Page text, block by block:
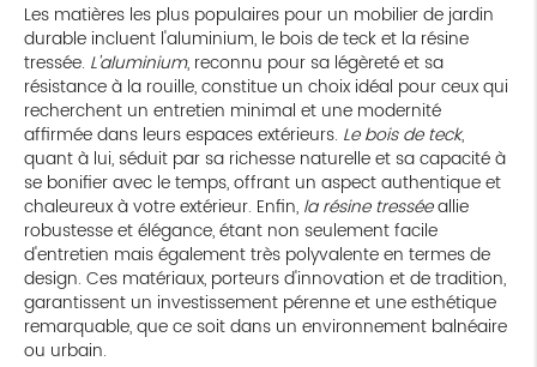
Les matières les plus populaires pour un mobilier de jardin
durable incluent l'aluminium, le bois de teck et la résine
tressée. L'aluminium, reconnu pour sa légèreté et sa
résistance à la rouille, constitue un choix idéal pour ceux qui
recherchent un entretien minimal et une modernité
affirmée dans leurs espaces extérieurs. Le bois de teck,
quant à lui, séduit par sa richesse naturelle et sa capacité à
se bonifier avec le temps, offrant un aspect authentique et
chaleureux à votre extérieur. Enfin, la résine tresséeallie
robustesse et élégance, étant non seulement facile
d'entretien mais également très polyvalente en termes de
design. Ces matériaux, porteurs d'innovation et de tradition,
garantissent un investissement pérenne et une esthétique
remarquable, que ce soit dans un environnement balnéaire
ou urbain.